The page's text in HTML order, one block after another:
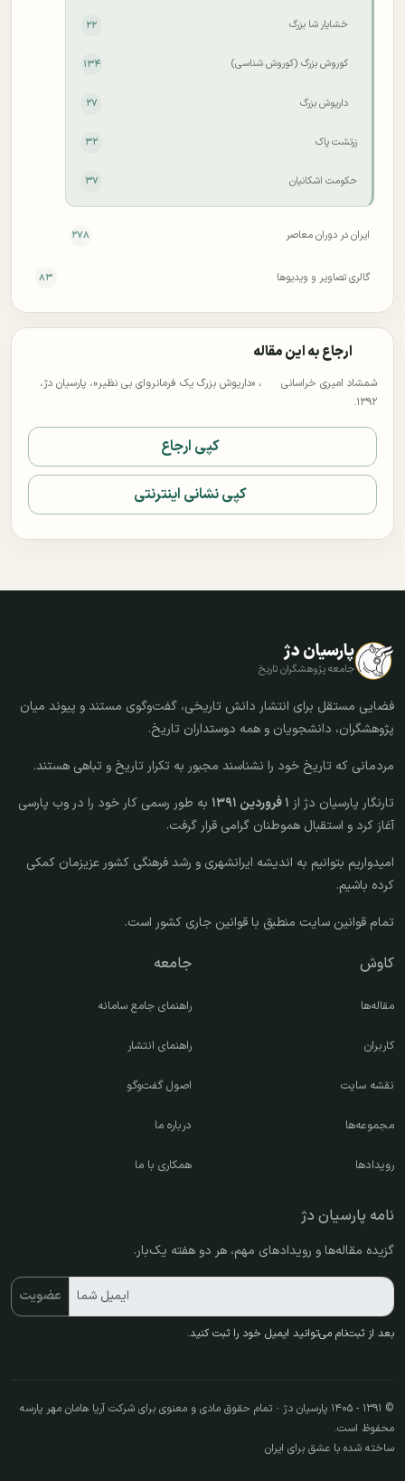
خشایار شا بزرگ ۲۲
کوروش بزرگ (کوروش شناسی) ۱۳۴
داریوش بزرگ ۲۷
زرتشت پاک ۳۲
حکومت اشکانیان ۳۷
ایران در دوران معاصر ۲۷۸
گالری تصاویر و ویدیوها ۸۳
ارجاع به این مقاله
شمشاد امیری خراسانی
، «داریوش بزرگ یک فرمانروای بی نظیر»، پارسیان دژ،
۱۳۹۲.
کپی ارجاع
کپی نشانی اینترنتی
پارسیان دژ
جامعه پژوهشگران تاریخ
فضایی مستقل برای انتشار دانش تاریخی، گفت‌وگوی مستند و پیوند میان
پژوهشگران، دانشجویان و همه دوستداران تاریخ.
مردمانی که تاریخ خود را نشناسند مجبور به تکرار تاریخ و تباهی هستند.
تارنگار پارسیان دژ از ۱ فروردین ۱۳۹۱
به طور رسمی کار خود را در وب پارسی
آغاز کرد و استقبال هموطنان گرامی قرار گرفت.
امیدواریم بتوانیم به اندیشه ایرانشهری و رشد فرهنگی کشور عزیزمان کمکی
کرده باشیم.
تمام قوانین سایت منطبق با قوانین جاری کشور است.
کاوش
مقاله‌ها
کاربران
نقشه سایت
مجموعه‌ها
رویدادها
جامعه
راهنمای جامع سامانه
راهنمای انتشار
اصول گفت‌وگو
درباره ما
همکاری با ما
نامه پارسیان دژ
گزیده مقاله‌ها و رویدادهای مهم، هر دو هفته یک‌بار.
ایمیل شما عضویت
بعد از ثبت‌نام می‌توانید ایمیل خود را ثبت کنید.
© ۱۳۹۱ - ۱۴۰۵ پارسیان دژ · تمام حقوق مادی و معنوی برای شرکت آریا هامان مهر پارسه
محفوظ است.
ساخته شده با عشق برای ایران